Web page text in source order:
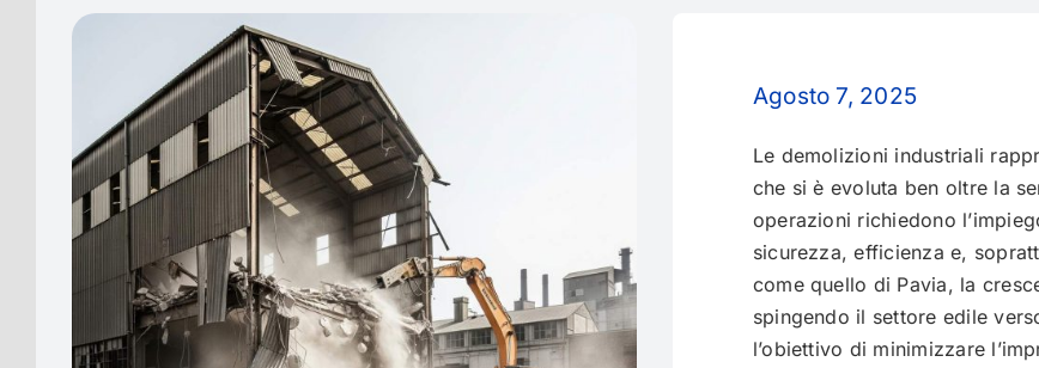
Agosto 7, 2025
Le demolizioni industriali
che si è evoluta ben oltre la
operazioni richiedono
sicurezza, efficienza e,
come quello di Pavia, la
spingendo il settore edile
l’obiettivo di minimizzare